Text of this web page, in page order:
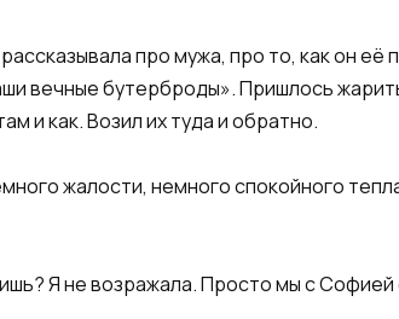
про мужа, про то, как он её
вечные бутерброды». Пришлось
и как. Возил их туда и обратно.
жалости, немного спокойного
Я не возражала. Просто мы с